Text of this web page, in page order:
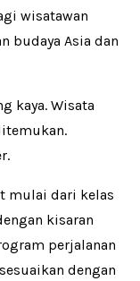
wisatawan
budaya Asia dan
kaya. Wisata
mulai dari kelas
kisaran
perjalanan
dengan